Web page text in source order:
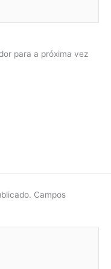
para a próxima vez
Campos